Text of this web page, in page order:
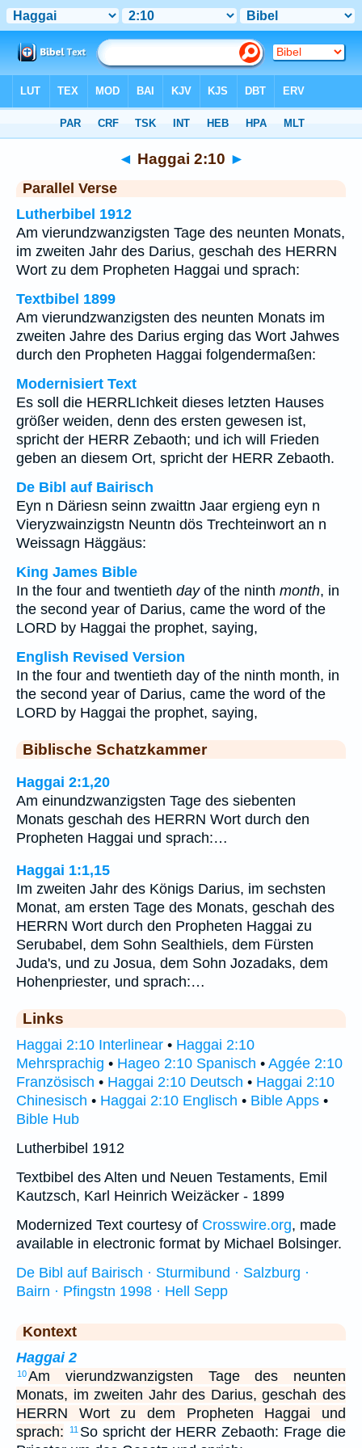
◄ Haggai 2:10 ►
Parallel Verse
Lutherbibel 1912
Am vierundzwanzigsten Tage des neunten Monats,
im zweiten Jahr des Darius, geschah des HERRN
Wort zu dem Propheten Haggai und sprach:
Textbibel 1899
Am vierundzwanzigsten des neunten Monats im
zweiten Jahre des Darius erging das Wort Jahwes
durch den Propheten Haggai folgendermaßen:
Modernisiert Text
Es soll die HERRLIchkeit dieses letzten Hauses
größer weiden, denn des ersten gewesen ist,
spricht der HERR Zebaoth; und ich will Frieden
geben an diesem Ort, spricht der HERR Zebaoth.
De Bibl auf Bairisch
Eyn n Däriesn seinn zwaittn Jaar ergieng eyn n
Vieryzwainzigstn Neuntn dös Trechteinwort an n
Weissagn Häggäus:
King James Bible
In the four and twentieth dayof the ninth month, in
the second year of Darius, came the word of the
LORD by Haggai the prophet, saying,
English Revised Version
In the four and twentieth day of the ninth month, in
the second year of Darius, came the word of the
LORD by Haggai the prophet, saying,
Biblische Schatzkammer
Haggai 2:1,20
Am einundzwanzigsten Tage des siebenten
Monats geschah des HERRN Wort durch den
Propheten Haggai und sprach:…
Haggai 1:1,15
Im zweiten Jahr des Königs Darius, im sechsten
Monat, am ersten Tage des Monats, geschah des
HERRN Wort durch den Propheten Haggai zu
Serubabel, dem Sohn Sealthiels, dem Fürsten
Juda's, und zu Josua, dem Sohn Jozadaks, dem
Hohenpriester, und sprach:…
Links
Haggai 2:10 Interlinear • Haggai 2:10
Mehrsprachig • Hageo 2:10 Spanisch • Aggée 2:10
Französisch • Haggai 2:10 Deutsch • Haggai 2:10
Chinesisch • Haggai 2:10 Englisch • Bible Apps •
Bible Hub
Lutherbibel 1912
Textbibel des Alten und Neuen Testaments, Emil
Kautzsch, Karl Heinrich Weizäcker - 1899
Modernized Text courtesy of Crosswire.org, made
available in electronic format by Michael Bolsinger.
De Bibl auf Bairisch · Sturmibund · Salzburg ·
Bairn · Pfingstn 1998 · Hell Sepp
Kontext
Haggai 2
10Am vierundzwanzigsten Tage des neunten
Monats, im zweiten Jahr des Darius, geschah des
HERRN Wort zu dem Propheten Haggai und
sprach:
11 So spricht der HERR Zebaoth: Frage die